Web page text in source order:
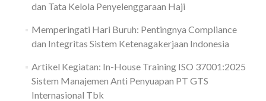
dan Tata Kelola Penyelenggaraan Haji
Memperingati Hari Buruh: Pentingnya Compliance
dan Integritas Sistem Ketenagakerjaan Indonesia
Artikel Kegiatan: In-House Training ISO 37001:2025
Sistem Manajemen Anti Penyuapan PT GTS
Internasional Tbk